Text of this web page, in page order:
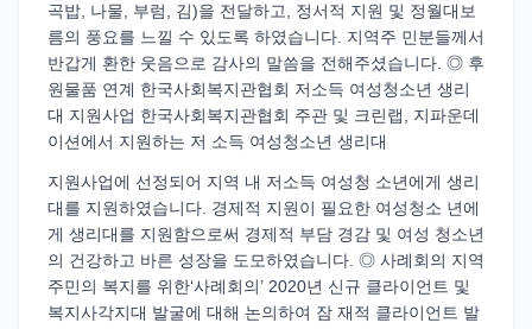
곡밥, 나물, 부럼, 김)을 전달하고, 정서적 지원 및 정월대보
름의 풍요를 느낄 수 있도록 하였습니다. 지역주 민분들께서
반갑게 환한 웃음으로 감사의 말씀을 전해주셨습니다. ◎ 후
원물품 연계 한국사회복지관협회 저소득 여성청소년 생리
대 지원사업 한국사회복지관협회 주관 및 크린랩, 지파운데
이션에서 지원하는 저 소득 여성청소년 생리대
지원사업에 선정되어 지역 내 저소득 여성청 소년에게 생리
대를 지원하였습니다. 경제적 지원이 필요한 여성청소 년에
게 생리대를 지원함으로써 경제적 부담 경감 및 여성 청소년
의 건강하고 바른 성장을 도모하였습니다. ◎ 사례회의 지역
주민의 복지를 위한‘사례회의’ 2020년 신규 클라이언트 및
복지사각지대 발굴에 대해 논의하여 잠 재적 클라이언트 발